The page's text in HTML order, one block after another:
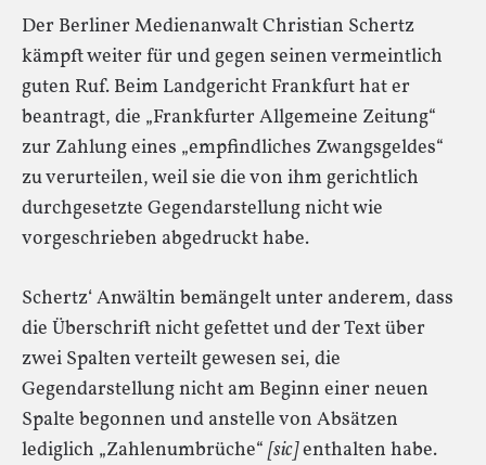
Der Berliner Medienanwalt Christian Schertz
kämpft weiter für und gegen seinen vermeintlich
guten Ruf. Beim Landgericht Frankfurt hat er
beantragt, die „Frankfurter Allgemeine Zeitung“
zur Zahlung eines „empfindliches Zwangsgeldes“
zu verurteilen, weil sie die von ihm gerichtlich
durchgesetzte Gegendarstellung nicht wie
vorgeschrieben abgedruckt habe.
Schertz‘ Anwältin bemängelt unter anderem, dass
die Überschrift nicht gefettet und der Text über
zwei Spalten verteilt gewesen sei, die
Gegendarstellung nicht am Beginn einer neuen
Spalte begonnen und anstelle von Absätzen
lediglich „Zahlenumbrüche“ [sic]enthalten habe.